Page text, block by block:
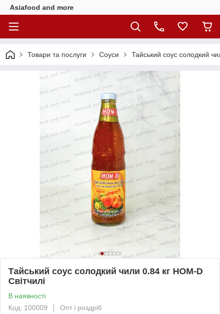
Asiafood and more
Товари та послуги Соуси Тайський соус солодкий
Тайський соус солодкий чили 0.84 кг HOM-D
Світчилі
В наявності
Код: 100009
Опт і роздріб